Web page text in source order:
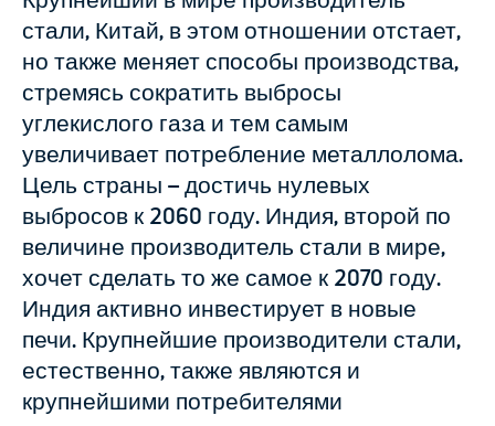
стали, Китай, в этом отношении отстает,
но также меняет способы производства,
стремясь сократить выбросы
углекислого газа и тем самым
увеличивает потребление металлолома.
Цель страны – достичь нулевых
выбросов к 2060 году. Индия, второй по
величине производитель стали в мире,
хочет сделать то же самое к 2070 году.
Индия активно инвестирует в новые
печи. Крупнейшие производители стали,
естественно, также являются и
крупнейшими потребителями